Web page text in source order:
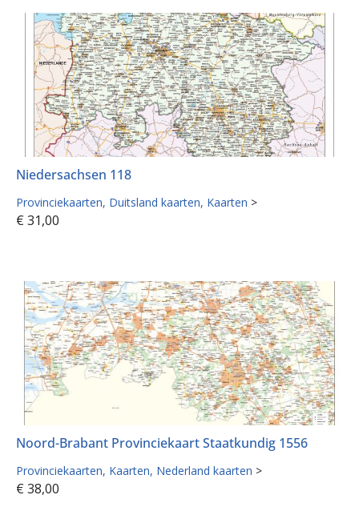
Niedersachsen 118
Provinciekaarten Duitsland kaarten Kaarten >
€ 31,00
Noord-Brabant Provinciekaart Staatkundig 1556
Provinciekaarten Kaarten Nederland kaarten >
€ 38,00